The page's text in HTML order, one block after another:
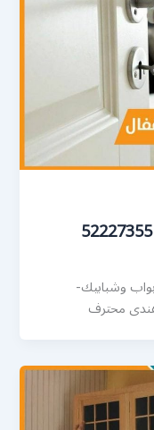
وشبابيك-
هندى محترف